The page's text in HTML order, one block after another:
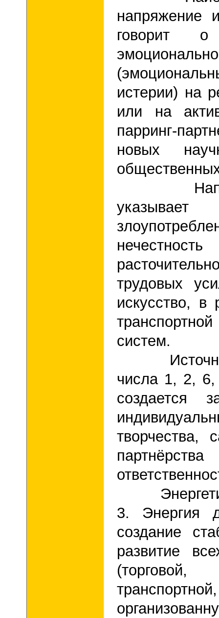
напряжение
говорит
истерии) на
или на
парринг-
новых
трудовых
искусство, в
систем.
числа 1, 2,
создается
творчества,
3. Энергия
создание
развитие